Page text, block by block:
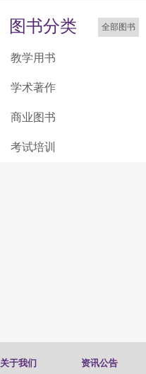
图书分类 全部图书
教学用书
学术著作
商业图书
考试培训
关于我们 资讯公告